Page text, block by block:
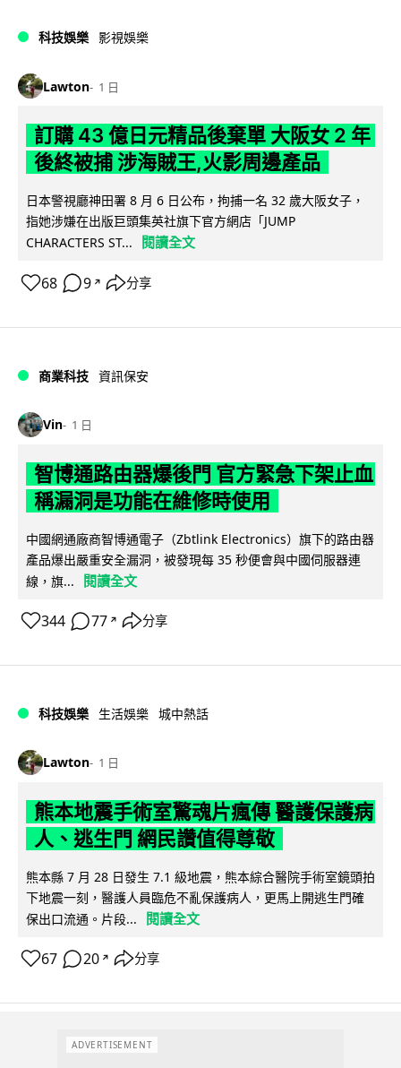
科技娛樂 影視娛樂
Lawton 1 日
訂購 43 億日元精品後棄單 大阪女 2 年
後終被捕 涉海賊王,火影周邊產品
日本警視廳神田署 8 月 6 日公布，拘捕一名 32 歲大阪女子，
指她涉嫌在出版巨頭集英社旗下官方網店「JUMP
CHARACTERS ST...
閱讀全文
68 9 ↗ 分享
商業科技 資訊保安
Vin 1 日
智博通路由器爆後門 官方緊急下架止血
稱漏洞是功能在維修時使用
中國網通廠商智博通電子（Zbtlink Electronics）旗下的路由器
產品爆出嚴重安全漏洞，被發現每 35 秒便會與中國伺服器連
線，旗...
閱讀全文
344 77 ↗ 分享
科技娛樂 生活娛樂 城中熱話
Lawton 1 日
熊本地震手術室驚魂片瘋傳 醫護保護病
人、逃生門 網民讚值得尊敬
熊本縣 7 月 28 日發生 7.1 級地震，熊本綜合醫院手術室鏡頭拍
下地震一刻，醫護人員臨危不亂保護病人，更馬上開逃生門確
保出口流通。片段...
閱讀全文
67 20 ↗ 分享
ADVERTISEMENT